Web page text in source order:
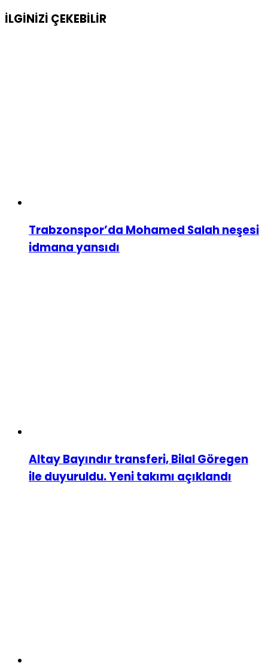
İLGİNİZİ ÇEKEBİLİR
Trabzonspor’da Mohamed Salah neşesi
idmana yansıdı
Altay Bayındır transferi, Bilal Göregen
ile duyuruldu. Yeni takımı açıklandı